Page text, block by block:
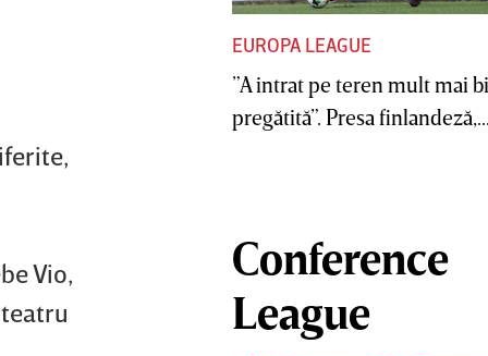
Vio,
EUROPA LEAGUE
”A intrat pe teren mult mai
pregătită”. Presa
Conference
League